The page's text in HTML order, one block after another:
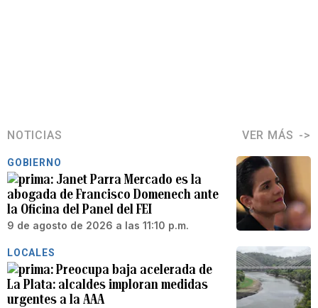
NOTICIAS VER MÁS
GOBIERNO
Janet Parra Mercado es la
abogada de Francisco Domenech ante
la Oficina del Panel del FEI
9 de agosto de 2026 a las 11:10 p.m.
LOCALES
Preocupa baja acelerada de
La Plata: alcaldes imploran medidas
urgentes a la AAA